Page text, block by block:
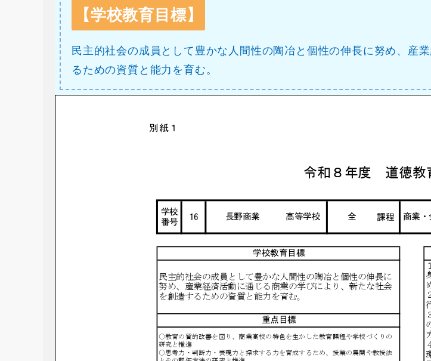
【学校教育目標】
民主的社会の成員として豊かな人間性の陶冶と個性の伸長に努め、産
るための資質と能力を育む。